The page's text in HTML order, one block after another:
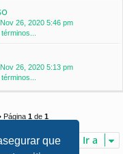
que
26, 2020 5:46 pm
26, 2020 5:13 pm
Página 1de 1
Ir a